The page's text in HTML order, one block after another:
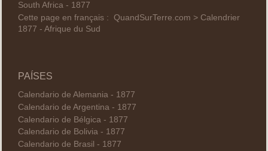
South Africa - 1877
Cette page en français : QuandSurTerre.com > Calendrier
1877 - Afrique du Sud
PAÍSES
Calendario de Alemania - 1877
Calendario de Argentina - 1877
Calendario de Bélgica - 1877
Calendario de Bolivia - 1877
Calendario de Brasil - 1877